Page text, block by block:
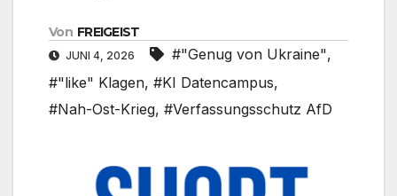
Von FREIGEIST
JUNI 4, 2026 #"Genug von Ukraine",
#"like" Klagen, #KI Datencampus,
#Nah-Ost-Krieg, #Verfassungsschutz AfD